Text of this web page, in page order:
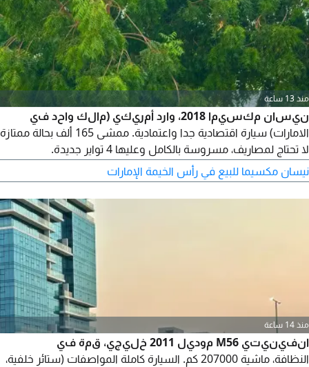
منذ 13 ساعة
نيسان مكسيما 2018، وارد أمريكي (مالك واحد في
الامارات) سيارة اقتصادية جدا واعتمادية. ممشى 165 ألف بحالة ممتازة
لا تحتاج لمصاريف، مسروسة بالكامل وعليها 4 تواير جديدة.
المواصفات مثبت سرعة، شاشة كبيرة وكاميرا رادار دخول وتشغيل
بصمة، مقاعد ومرايا كهربائية، أنظمة قيادة ECO وسبورت، ليتات LED،
خرائط، بلوتوث، الخ. المعاينة في رأس الخيمة. السعر 22000 درهم
نيسان مكسيما للبيع في رأس الخيمة الإمارات
منذ 14 ساعة
انفينيتي M56 موديل 2011 خليجي، قمة في
النظافة، ماشية 207000 كم. السيارة كاملة المواصفات (ستائر خلفية،